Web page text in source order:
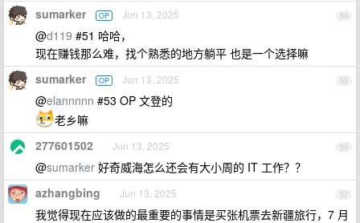
54
sumarker OP Jun 13, 2025
@d119 #51 哈哈，
现在赚钱那么难，找个熟悉的地方躺平 也是一个选择嘛
55
sumarker OP Jun 13, 2025
@elannnnn #53 OP 文登的
老乡嘛
56
277601502 Jun 13, 2025
@sumarker 好奇威海怎么还会有大小周的 IT 工作？？
57
azhangbing Jun 13, 2025
我觉得现在应该做的最重要的事情是买张机票去新疆旅行，7 月